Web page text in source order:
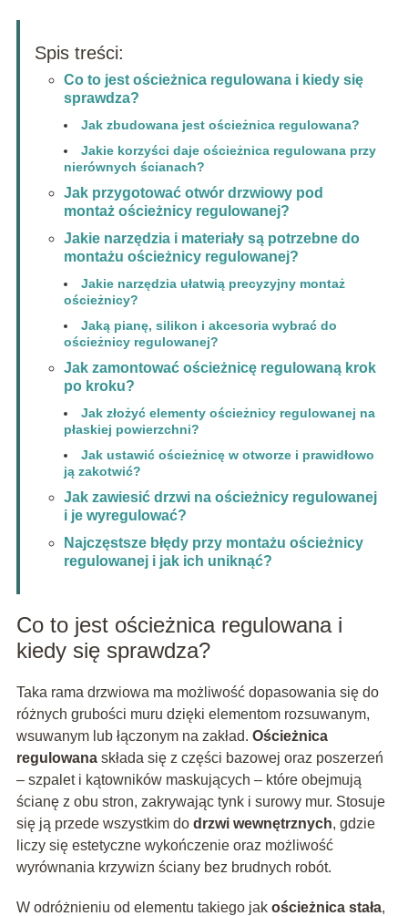
Spis treści:
Co to jest ościeżnica regulowana i kiedy się
sprawdza?
Jak zbudowana jest ościeżnica regulowana?
Jakie korzyści daje ościeżnica regulowana przy
nierównych ścianach?
Jak przygotować otwór drzwiowy pod
montaż ościeżnicy regulowanej?
Jakie narzędzia i materiały są potrzebne do
montażu ościeżnicy regulowanej?
Jakie narzędzia ułatwią precyzyjny montaż
ościeżnicy?
Jaką pianę, silikon i akcesoria wybrać do
ościeżnicy regulowanej?
Jak zamontować ościeżnicę regulowaną krok
po kroku?
Jak złożyć elementy ościeżnicy regulowanej na
płaskiej powierzchni?
Jak ustawić ościeżnicę w otworze i prawidłowo
ją zakotwić?
Jak zawiesić drzwi na ościeżnicy regulowanej
i je wyregulować?
Najczęstsze błędy przy montażu ościeżnicy
regulowanej i jak ich uniknąć?
Co to jest ościeżnica regulowana i
kiedy się sprawdza?
Taka rama drzwiowa ma możliwość dopasowania się do
różnych grubości muru dzięki elementom rozsuwanym,
wsuwanym lub łączonym na zakład. Ościeżnica
regulowanaskłada się z części bazowej oraz poszerzeń
– szpalet i kątowników maskujących – które obejmują
ścianę z obu stron, zakrywając tynk i surowy mur. Stosuje
się ją przede wszystkim do drzwi wewnętrznych, gdzie
liczy się estetyczne wykończenie oraz możliwość
wyrównania krzywizn ściany bez brudnych robót.
W odróżnieniu od elementu takiego jak ościeżnica stała,